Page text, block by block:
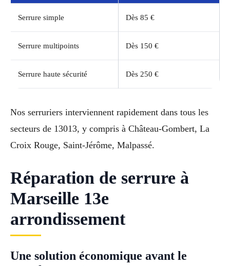
Serrure simple Dès 85 €
Serrure multipoints Dès 150 €
Serrure haute sécurité Dès 250 €
Nos serruriers interviennent rapidement dans tous les
secteurs de 13013, y compris à Château-Gombert, La
Croix Rouge, Saint-Jérôme, Malpassé.
Réparation de serrure à
Marseille 13e
arrondissement
Une solution économique avant le